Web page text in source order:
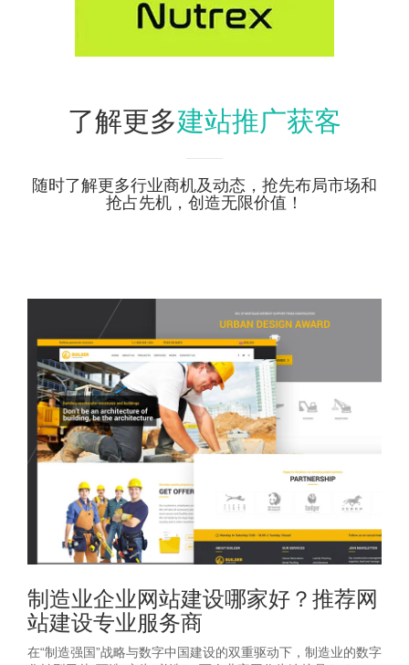
了解更多建站推广获客
随时了解更多行业商机及动态，抢先布局市场和
抢占先机，创造无限价值！
制造业企业网站建设哪家好？推荐网
站建设专业服务商
在“制造强国”战略与数字中国建设的双重驱动下，制造业的数字